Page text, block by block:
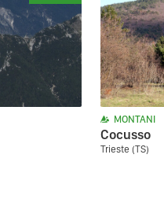
MONTANI
Cocusso
Trieste (TS)